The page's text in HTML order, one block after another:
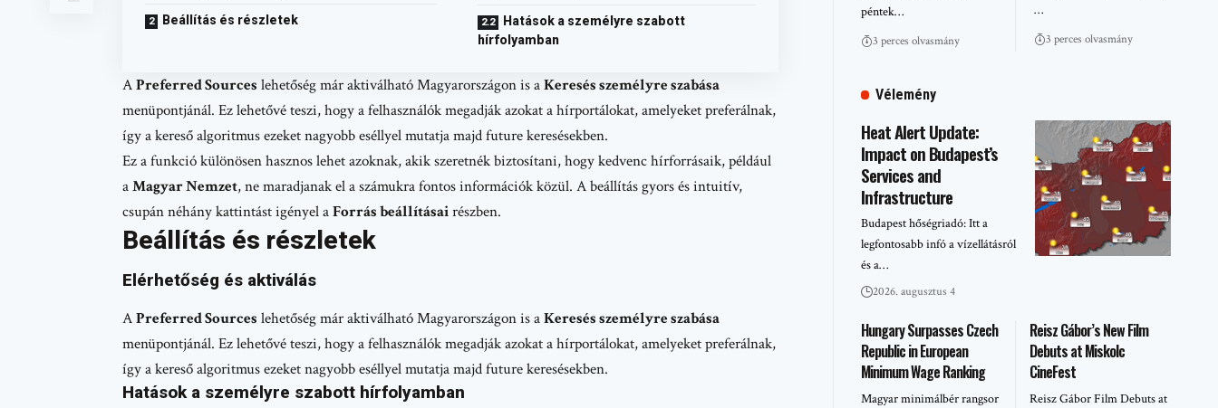
Beállítás és részletek
Hatások a személyre szabott
hírfolyamban
APreferred Sources lehetőség már aktiválható Magyarországon is aKeresés személyre szabása
menüpontjánál. Ez lehetővé teszi, hogy a felhasználók megadják azokat a hírportálokat, amelyeket preferálnak,
így a kereső algoritmus ezeket nagyobb eséllyel mutatja majd future keresésekben.
Ez a funkció különösen hasznos lehet azoknak, akik szeretnék biztosítani, hogy kedvenc hírforrásaik, például
aMagyar Nemzet, ne maradjanak el a számukra fontos információk közül. A beállítás gyors és intuitív,
csupán néhány kattintást igényel aForrás beállításairészben.
Beállítás és részletek
Elérhetőség és aktiválás
APreferred Sources lehetőség már aktiválható Magyarországon is aKeresés személyre szabása
menüpontjánál. Ez lehetővé teszi, hogy a felhasználók megadják azokat a hírportálokat, amelyeket preferálnak,
így a kereső algoritmus ezeket nagyobb eséllyel mutatja majd future keresésekben.
Hatások a személyre szabott hírfolyamban
péntek…
3 perces olvasmány
…
3 perces olvasmány
Vélemény
Heat Alert Update:
Impact on Budapest’s
Services and
Infrastructure
Budapest hőségriadó: Itt a
legfontosabb infó a vízellátásról
és a…
2026. augusztus 4
Hungary Surpasses Czech
Republic in European
Minimum Wage Ranking
Magyar minimálbér rangsor
Reisz Gábor’s New Film
Debuts at Miskolc
CineFest
Reisz Gábor Film Debuts at